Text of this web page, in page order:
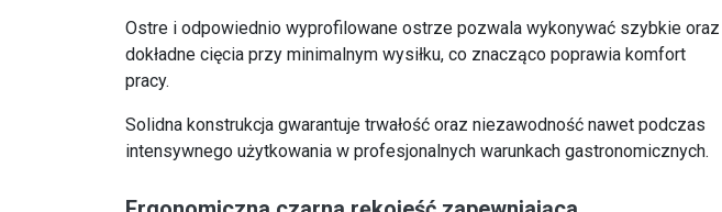
Ostre i odpowiednio wyprofilowane ostrze pozwala wykonywać szybkie oraz
dokładne cięcia przy minimalnym wysiłku, co znacząco poprawia komfort
pracy.
Solidna konstrukcja gwarantuje trwałość oraz niezawodność nawet podczas
intensywnego użytkowania w profesjonalnych warunkach gastronomicznych.